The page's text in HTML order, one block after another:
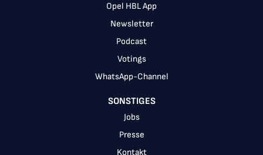
Opel HBL App
Newsletter
Podcast
Votings
WhatsApp-Channel
SONSTIGES
Jobs
Presse
Kontakt